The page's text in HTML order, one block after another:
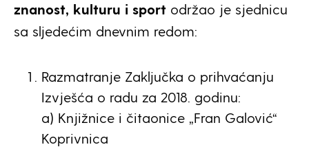
znanost, kulturu i sport održao je sjednicu
sa sljedećim dnevnim redom:
Razmatranje Zaključka o prihvaćanju
Izvješća o radu za 2018. godinu:
a) Knjižnice i čitaonice „Fran Galović“
Koprivnica